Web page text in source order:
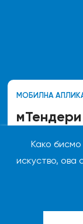
Како
искуство, ова
МОБИЛНА
мТендери
Пратите новости
квалификације и
спроводе у